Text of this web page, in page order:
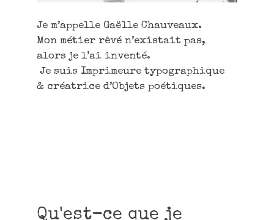
Je m’appelle Gaëlle Chauveaux.
Mon métier rêvé n’existait pas,
alors je l’ai inventé.
Je suis Imprimeure typographique
& créatrice d’Objets poétiques.
Qu'est-ce que je